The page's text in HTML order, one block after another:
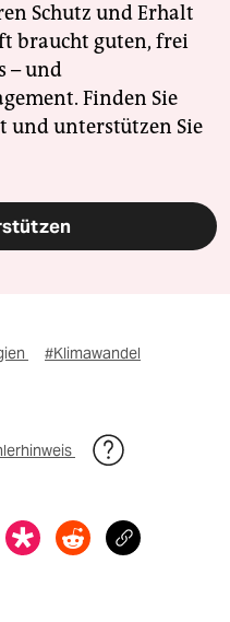
Schutz und Erhalt
braucht guten, frei
– und
Finden Sie
und unterstützen Sie
#Klimawandel